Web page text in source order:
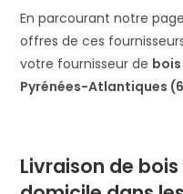
En parcourant notre
offres de ces
votre fournisseur de
Pyrénées-Atlantiques
Livraison de